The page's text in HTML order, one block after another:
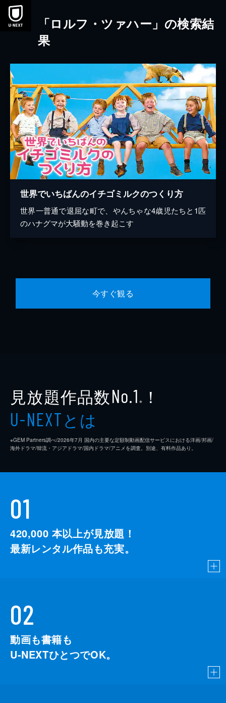
本文へスキップ
「ロルフ・ツァハー」の検索結
果
世界でいちばんのイチゴミルクのつくり方
世界一普通で退屈な町で、やんちゃな4歳児たちと1匹
のハナグマが大騒動を巻き起こす
今すぐ観る
見放題作品数No.1 ※ ！
U-NEXTとは
※GEM Partners調べ/2026年7⽉ 国内の主要な定額制動画配信サービスにおける洋画/邦画/
海外ドラマ/韓流・アジアドラマ/国内ドラマ/アニメを調査。別途、有料作品あり。
01
420,000 本以上が見放題！
最新レンタル作品も充実。
02
動画も書籍も
U-NEXTひとつでOK。